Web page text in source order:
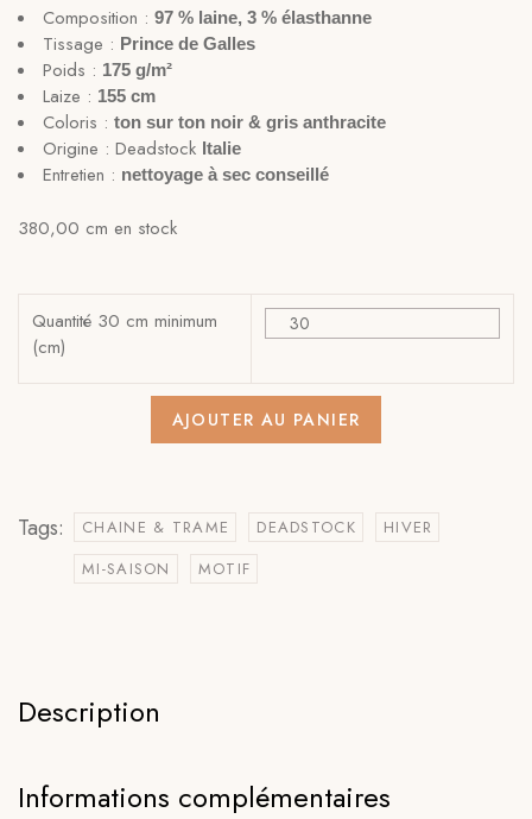
Composition : 97 % laine, 3 % élasthanne
Tissage : Prince de Galles
Poids : 175 g/m²
Laize : 155 cm
Coloris : ton sur ton noir & gris anthracite
Origine : Deadstock Italie
Entretien : nettoyage à sec conseillé
380,00 cm en stock
Quantité 30 cm minimum
(cm)
AJOUTER AU PANIER
Tags: CHAINE & TRAME DEADSTOCK
HIVER
MI-SAISON
MOTIF
Description
Informations complémentaires